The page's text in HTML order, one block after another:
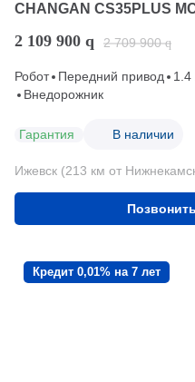
CHANGAN CS35PLUS
2 109 900 q 2 709 900 q
Робот Передний привод 1.4
Внедорожник
Гарантия В наличии
Ижевск (213 км от
Кредит 0,01% на 7 лет